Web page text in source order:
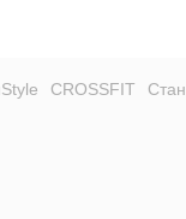
CROSSFIT